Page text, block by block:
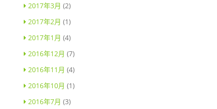
2017年3月 (2)
2017年2月 (1)
2017年1月 (4)
2016年12月 (7)
2016年11月 (4)
2016年10月 (1)
2016年7月 (3)